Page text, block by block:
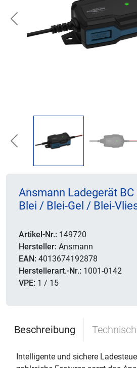
Previous
Previous
Ansmann Ladegerät
Blei / Blei-Gel / Blei-
Artikel-Nr.: 149720
Hersteller: Ansmann
EAN: 4013674192878
Herstellerart.-Nr.: 1001-0142
VPE: 1 / 15
Beschreibung
Intelligente und sichere